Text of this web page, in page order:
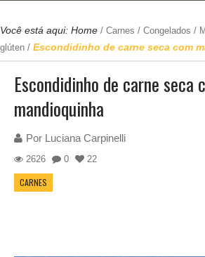
Você está aqui: Home / Carnes / Congelados /
glúten / Escondidinho de carne seca com
Escondidinho de carne seca
mandioquinha
Por Luciana Carpinelli
2626 0 22
CARNES